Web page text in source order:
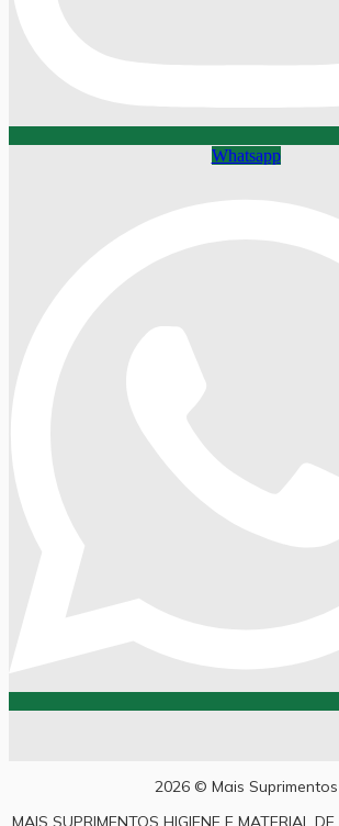
Whatsapp
2026 © Mais Suprimentos
MAIS SUPRIMENTOS HIGIENE E MATERIAL